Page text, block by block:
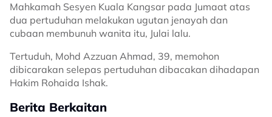
Mahkamah Sesyen Kuala Kangsar pada Jumaat atas
dua pertuduhan melakukan ugutan jenayah dan
cubaan membunuh wanita itu, Julai lalu.
Tertuduh, Mohd Azzuan Ahmad, 39, memohon
dibicarakan selepas pertuduhan dibacakan dihadapan
Hakim Rohaida Ishak.
Berita Berkaitan